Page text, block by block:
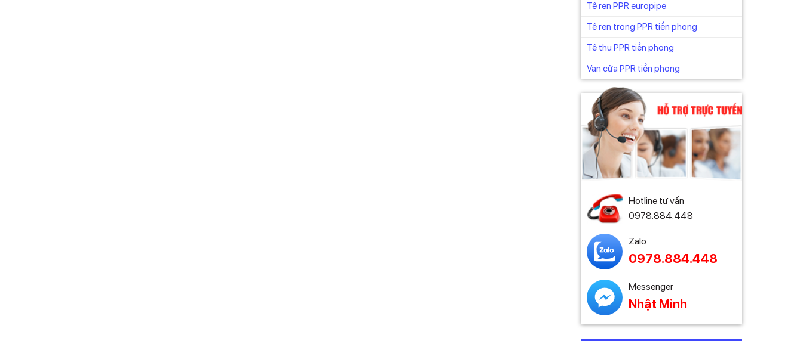
Tê ren PPR europipe
Tê ren trong PPR tiền phong
Tê thu PPR tiền phong
Van cửa PPR tiền phong
Hotline tư vấn
0978.884.448
Zalo
0978.884.448
Messenger
Nhật Minh